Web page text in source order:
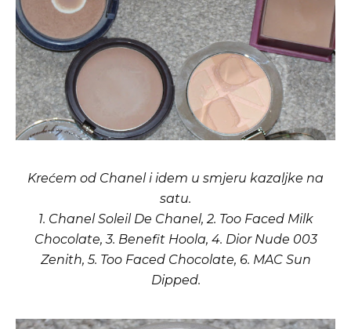
Krećem od Chanel i idem u smjeru kazaljke na
satu.
1. Chanel Soleil De Chanel, 2. Too Faced Milk
Chocolate, 3. Benefit Hoola, 4. Dior Nude 003
Zenith, 5. Too Faced Chocolate, 6. MAC Sun
Dipped.